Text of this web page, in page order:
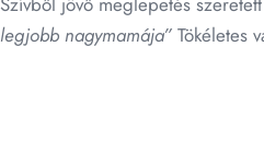
legjobb nagymamája” Tökéletes